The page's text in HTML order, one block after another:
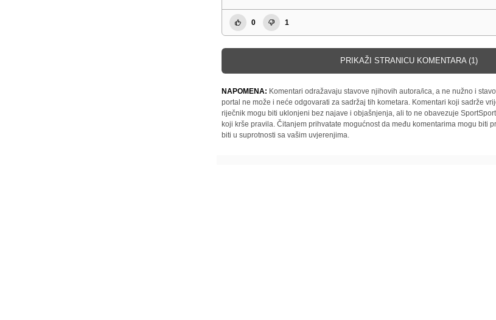
0 1
PRIKAŽI STRANICU KOMENTARA (1)
NAPOMENA: Komentari odražavaju stavove njihovih autora/ica, a ne nužno i
portal ne može i neće odgovarati za sadržaj tih kometara. Komentari koji sadrže
riječnik mogu biti uklonjeni bez najave i objašnjenja, ali to ne obavezuje
koji krše pravila. Čitanjem prihvatate mogućnost da među komentarima mogu biti
biti u suprotnosti sa vašim uvjerenjima.